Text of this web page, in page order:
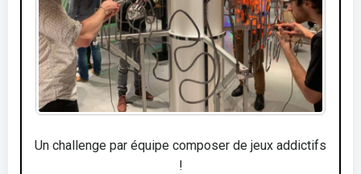
Un challenge par équipe composer de jeux addictifs
!